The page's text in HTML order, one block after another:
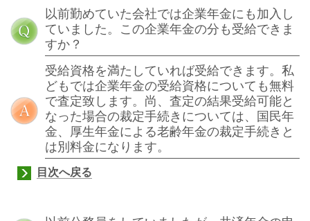
以前勤めていた会社では企業年金にも加入し
ていました。この企業年金の分も受給できま
すか？
受給資格を満たしていれば受給できます。私
どもでは企業年金の受給資格についても無料
で査定致します。尚、査定の結果受給可能と
なった場合の裁定手続きについては、国民年
金、厚生年金による老齢年金の裁定手続きと
は別料金になります。
目次へ戻る